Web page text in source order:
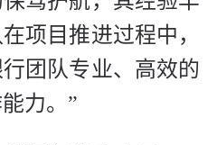
项目推进过程中，
团队专业、高效的
力。”